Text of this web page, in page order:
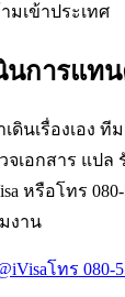
มเข้าประเทศ
นการแท
เดินเรื่องเอง
จเอกสาร แปล
หรือโทร 080-
งาน
โทร 080-